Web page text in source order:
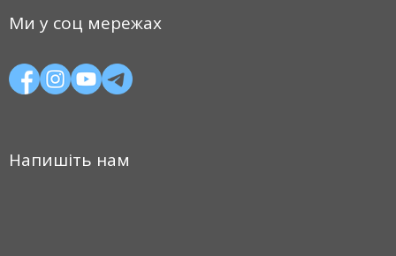
Ми у соц мережах
Напишіть нам